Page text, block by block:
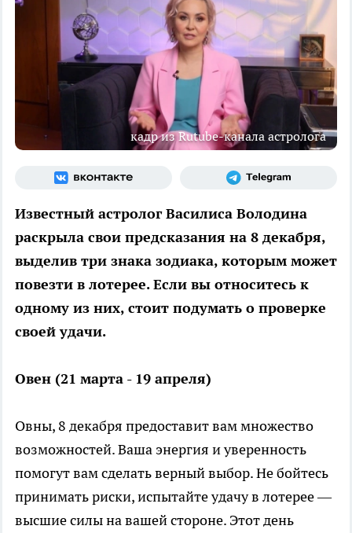
кадр из Rutube-канала астролога
Известный астролог Василиса Володина
раскрыла свои предсказания на 8 декабря,
выделив три знака зодиака, которым может
повезти в лотерее. Если вы относитесь к
одному из них, стоит подумать о проверке
своей удачи.
Овен (21 марта - 19 апреля)
Овны, 8 декабря предоставит вам множество
возможностей. Ваша энергия и уверенность
помогут вам сделать верный выбор. Не бойтесь
принимать риски, испытайте удачу в лотерее —
высшие силы на вашей стороне. Этот день